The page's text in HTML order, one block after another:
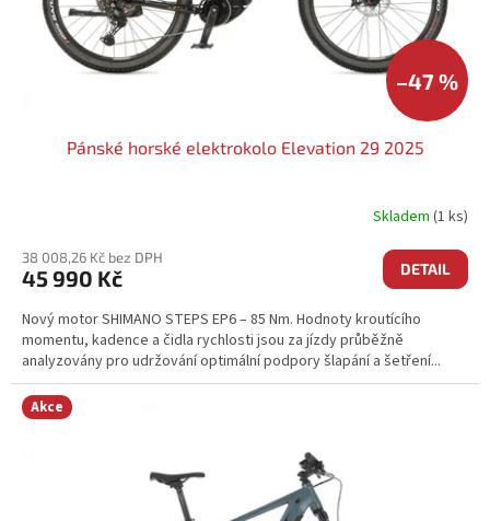
–47 %
Pánské horské elektrokolo Elevation 29 2025
Skladem (1 ks)
38 008,26 Kč bez DPH
45 990 Kč DETAIL
Nový motor SHIMANO STEPS EP6 – 85 Nm. Hodnoty kroutícího
momentu, kadence a čidla rychlosti jsou za jízdy průběžně
analyzovány pro udržování optimální podpory šlapání a šetření...
Akce